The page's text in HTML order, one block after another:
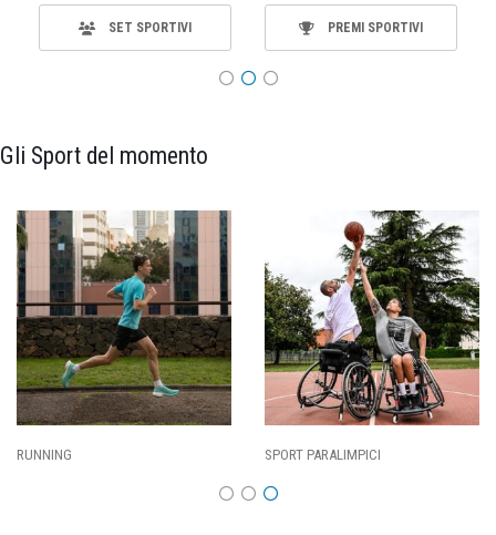
SET SPORTIVI PREMI SPORTIVI
Gli Sport del momento
SPORT PARALIMPICI CALCIO